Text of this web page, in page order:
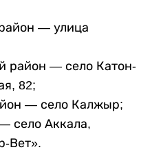
— улица
район — село Катон-
82;
— село Калжыр;
село Аккала,
Вет».